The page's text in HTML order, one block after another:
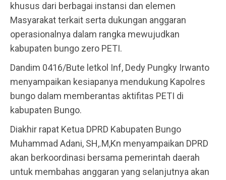
khusus dari berbagai instansi dan elemen
Masyarakat terkait serta dukungan anggaran
operasionalnya dalam rangka mewujudkan
kabupaten bungo zero PETI.
Dandim 0416/Bute letkol Inf, Dedy Pungky Irwanto
menyampaikan kesiapanya mendukung Kapolres
bungo dalam memberantas aktifitas PETI di
kabupaten Bungo.
Diakhir rapat Ketua DPRD Kabupaten Bungo
Muhammad Adani, SH,.M,Kn menyampaikan DPRD
akan berkoordinasi bersama pemerintah daerah
untuk membahas anggaran yang selanjutnya akan